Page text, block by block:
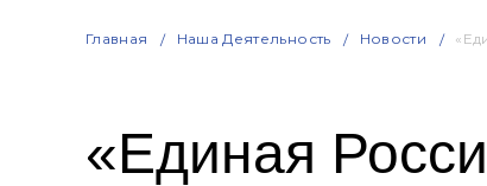
Главная Наша Деятельность Новости
«Единая